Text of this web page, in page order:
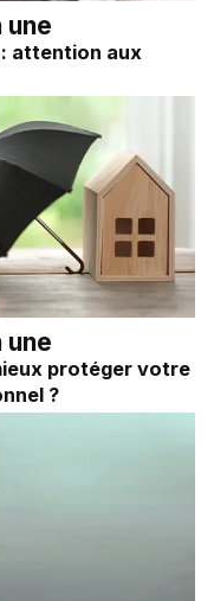
une
attention aux
une
protéger votre
?